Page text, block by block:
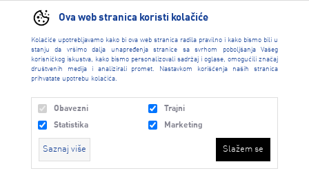
Ova web stranica koristi kolačiće
Kolačiće upotrebljavamo kako bi ova web stranica radila pravilno i kako bismo bili u
stanju da vršimo dalja unapređenja stranice sa svrhom poboljšanja Vašeg
korisničkog iskustva, kako bismo personalizovali sadržaj i oglase, omogućili značaj
društvenih medija i analizirali promet. Nastavkom korišćenja naših stranica
prihvatate upotrebu kolačića.
Obavezni
Trajni
Statistika
Marketing
Saznaj više Slažem se
PRONAĐI RADNJU
INTERSPORT 2026 created by Enetel Solutions